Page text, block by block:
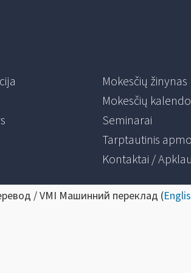
Mokesčių žinynas
Mokesčių
Seminarai
Tarptautinis
Kontaktai /
/ VMI Машинний переклад (